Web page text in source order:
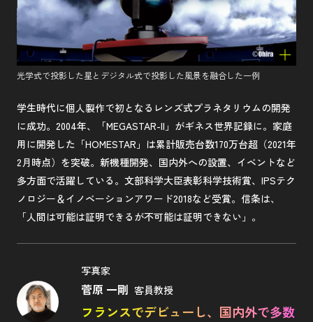
光学式で投影した星とデジタル式で投影した風景を融合した一例
学生時代に個人製作で初となるレンズ式プラネタリウムの開発
に成功。2004年、「MEGASTAR-II」がギネス世界記録に。家庭
用に開発した「HOMESTAR」は累計販売台数170万台超（2021年
2月時点）を突破。新機種開発、国内外への設置、イベントなど
多方面で活躍している。文部科学大臣表彰科学技術賞、IPSテク
ノロジー＆イノベーションアワード2018など受賞。信条は、
「人間は可能は証明できるが不可能は証明できない」。
写真家
菅原 一剛 客員教授
フランスでデビューし、国内外で多数